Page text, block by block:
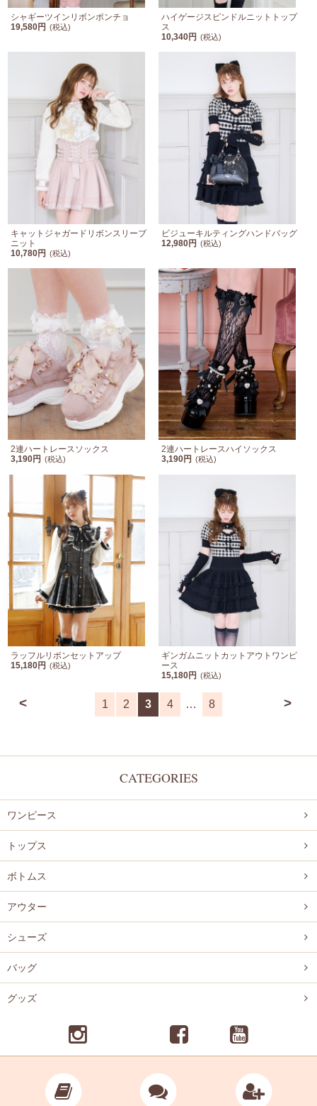
シャギーツインリボンポンチョ
19,580円 (税込)
ハイゲージスピンドルニットトップ
ス
10,340円 (税込)
キャットジャガードリボンスリーブ
ニット
10,780円 (税込)
ビジューキルティングハンドバッグ
12,980円 (税込)
2連ハートレースソックス
3,190円
(税込)
2連ハートレースハイソックス
3,190円 (税込)
ラッフルリボンセットアップ
15,180円
(税込)
ギンガムニットカットアウトワンピ
ース
15,180円 (税込)
< >
1 2 3 4 … 8
CATEGORIES
ワンピース
トップス
ボトムス
アウター
シューズ
バッグ
グッズ